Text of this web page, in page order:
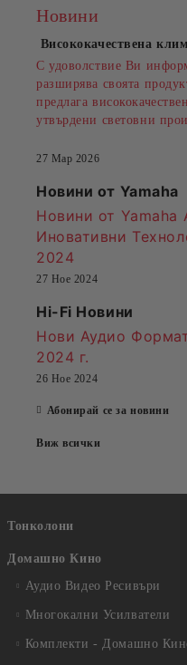
Новини
Висококачествена
С удоволствие Ви
разширява своята
предлага
утвърдени световни
27 Мар 2026
Новини от Yamaha
Новини от Yamaha
Иновативни
2024
27 Ное 2024
Hi-Fi Новини
Нови Аудио
2024 г.
26 Ное 2024
Абонирай се за новини
Виж всички
Тонколони
Домашно Кино
Аудио Видео Рeсивъри
Многокални Усилватели
Комплекти - Домашно